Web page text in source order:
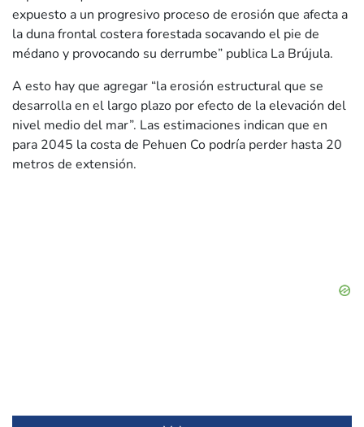
expuesto a un progresivo proceso de erosión que afecta a
la duna frontal costera forestada socavando el pie de
médano y provocando su derrumbe” publica La Brújula.
A esto hay que agregar “la erosión estructural que se
desarrolla en el largo plazo por efecto de la elevación del
nivel medio del mar”. Las estimaciones indican que en
para 2045 la costa de Pehuen Co podría perder hasta 20
metros de extensión.